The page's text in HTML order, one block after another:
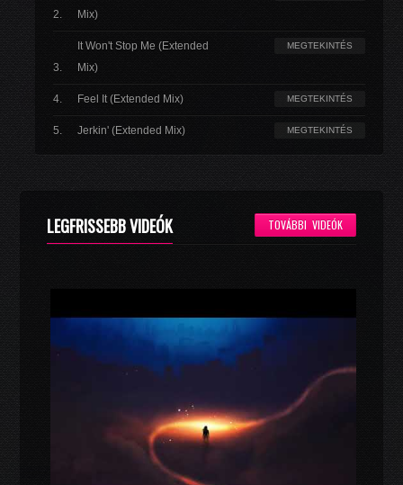
Mix)
It Won't Stop Me (Extended
Mix)
MEGTEKINTÉS
Feel It (Extended Mix) MEGTEKINTÉS
Jerkin' (Extended Mix) MEGTEKINTÉS
LEGFRISSEBB VIDEÓK TOVÁBBI VIDEÓK